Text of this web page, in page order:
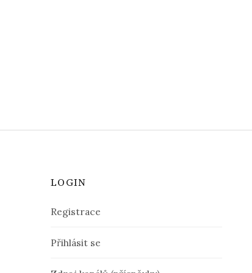
LOGIN
Registrace
Přihlásit se